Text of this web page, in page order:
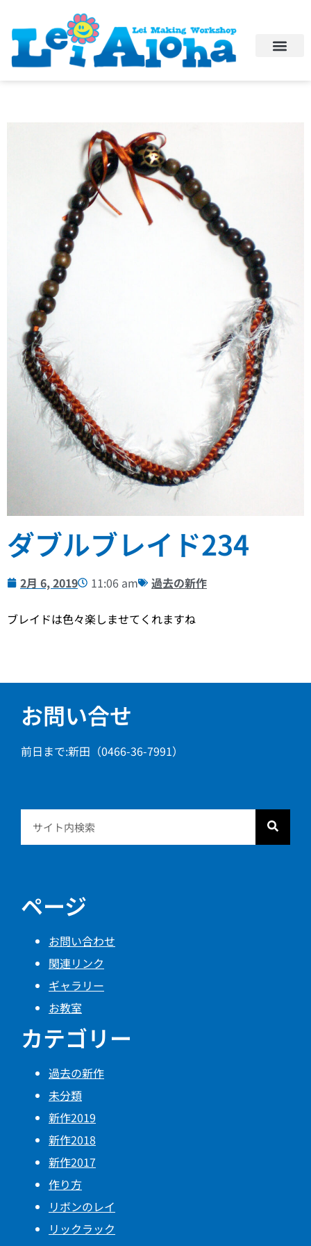
ダブルブレイド234
2月 6, 2019 11:06 am 過去の新作
ブレイドは色々楽しませてくれますね
お問い合せ
前日まで:新田（0466-36-7991）
ページ
お問い合わせ
関連リンク
ギャラリー
お教室
カテゴリー
過去の新作
未分類
新作2019
新作2018
新作2017
作り方
リボンのレイ
リックラック